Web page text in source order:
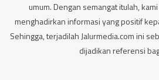
umum. Dengan semangat itulah,
menghadirkan informasi yang positif
Sehingga, terjadilah Jalurmedia.com ini
dijadikan referensi